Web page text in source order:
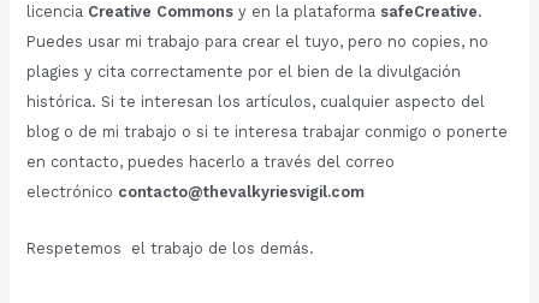
licencia Creative Commonsy en la plataforma safeCreative.
Puedes usar mi trabajo para crear el tuyo, pero no copies, no
plagies y cita correctamente por el bien de la divulgación
histórica. Si te interesan los artículos, cualquier aspecto del
blog o de mi trabajo o si te interesa trabajar conmigo o ponerte
en contacto, puedes hacerlo a través del correo
electrónico contacto@thevalkyriesvigil.com
Respetemos el trabajo de los demás.